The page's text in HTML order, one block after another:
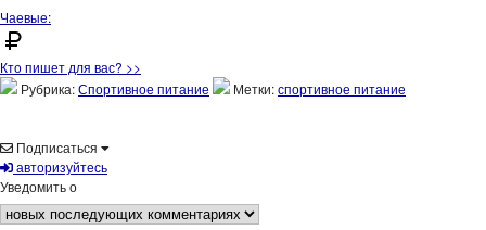
Чаевые:
Кто пишет для вас? >>
Рубрика:Спортивное питание Метки:спортивное питание
Подписаться
авторизуйтесь
Уведомить о